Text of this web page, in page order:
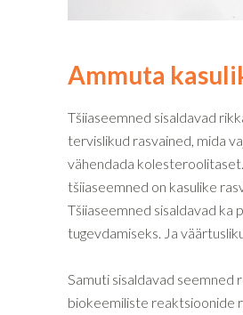
Ammuta
Tšiiaseemned sisaldavad
tervislikud rasvained, mida
vähendada
tšiiaseemned on kasulike
Tšiiaseemned sisaldavad ka
tugevdamiseks. Ja
Samuti sisaldavad seemned
biokeemiliste reaktsioonide